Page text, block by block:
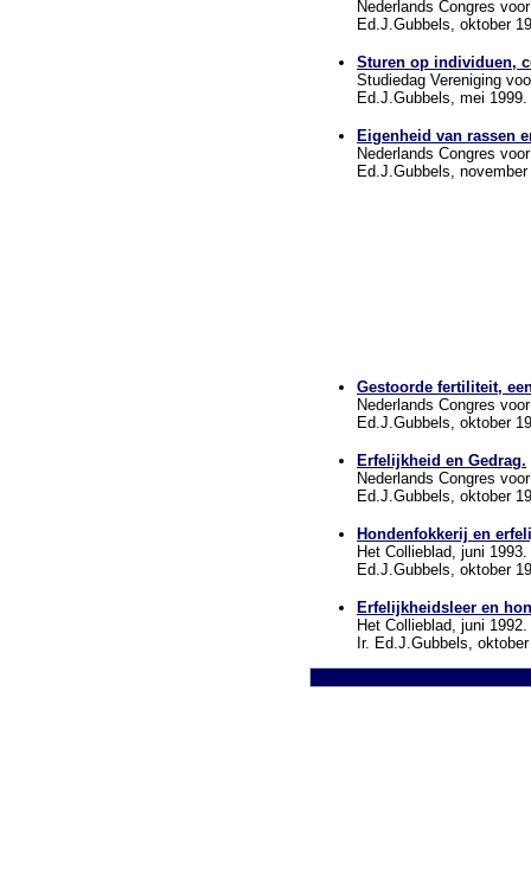
Nederlands Congres
Ed.J.Gubbels, oktober
Sturen op individuen,
Studiedag Vereniging
Ed.J.Gubbels, mei 1999.
Eigenheid van rassen
Nederlands Congres
Ed.J.Gubbels,
Gestoorde fertiliteit,
Nederlands Congres
Ed.J.Gubbels, oktober
Erfelijkheid en Gedrag.
Nederlands Congres
Ed.J.Gubbels, oktober
Hondenfokkerij en
Het Collieblad, juni 1993.
Ed.J.Gubbels, oktober
Erfelijkheidsleer en
Het Collieblad, juni 1992.
Ir. Ed.J.Gubbels,